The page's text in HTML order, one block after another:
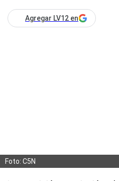
Agregar LV12 en
Foto: C5N